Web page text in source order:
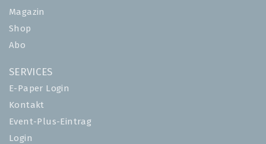
Magazin
Shop
Abo
SERVICES
E-Paper Login
Kontakt
Event-Plus-Eintrag
Login